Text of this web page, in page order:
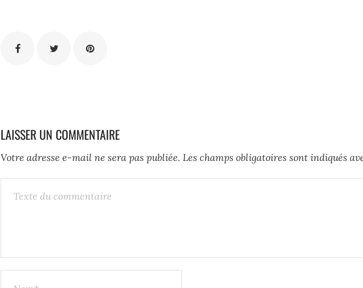
LAISSER UN COMMENTAIRE
Votre adresse e-mail ne sera pas publiée. Les champs obligatoires sont indiqués